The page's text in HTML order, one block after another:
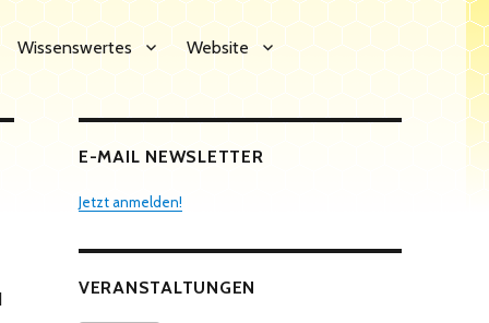
Wissenswertes Website
E-MAIL NEWSLETTER
Jetzt anmelden!
VERANSTALTUNGEN